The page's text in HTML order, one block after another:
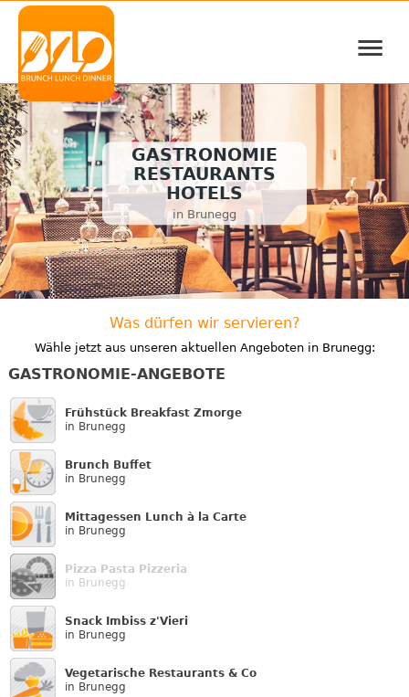
≡
GASTRONOMIE
RESTAURANTS
HOTELS
in Brunegg
Was dürfen wir servieren?
Wähle jetzt aus unseren aktuellen Angeboten in Brunegg:
GASTRONOMIE-ANGEBOTE
Frühstück Breakfast Zmorge
in Brunegg
Brunch Buffet
in Brunegg
Mittagessen Lunch à la Carte
in Brunegg
Pizza Pasta Pizzeria
in Brunegg
Snack Imbiss z'Vieri
in Brunegg
Vegetarische Restaurants & Co
in Brunegg